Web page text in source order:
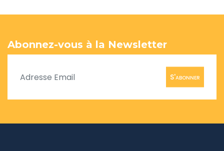
Abonnez-vous à la Newsletter
S'abonner